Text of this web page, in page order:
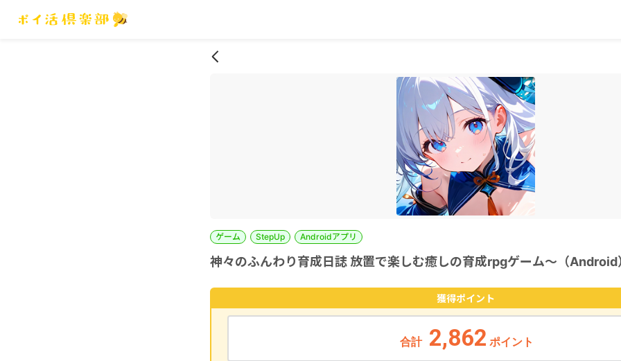
ゲーム StepUp Androidアプリ
神々のふんわり育成日誌 放置で楽しむ癒しの育成rpgゲーム～（Android
獲得ポイント
合計 2,862 ポイント